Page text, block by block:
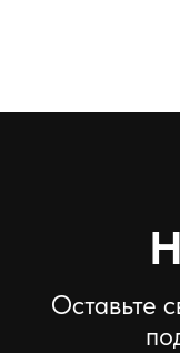
Оставьте